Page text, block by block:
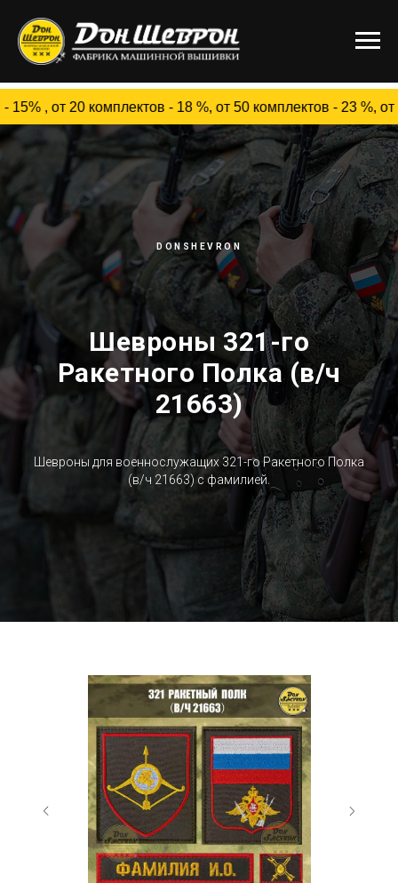
комплектов - 18 %, от 50 комплектов - 23 %, от 100
DONSHEVRON
Шевроны 321-го
Ракетного Полка (в/ч
21663)
Шевроны для военнослужащих 321-го Ракетного Полка
(в/ч 21663) c фамилией.